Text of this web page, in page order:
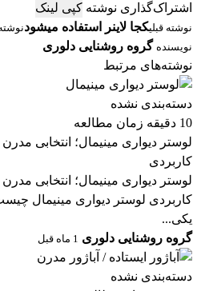
اشتراک‌گذاری نوشته کپی لینک
نوشته قبلیکجا لاینر استفاده میشود
نویسنده گروه روشنایی دلوری
نوشته‌های مرتبط
دسته‌بندی نشده
10 دقیقه زمان مطالعه
لوستر دیواری مینیمال؛ انتخابی
کاربردی
لوستر دیواری مینیمال؛ انتخابی
کاربردی لوستر دیواری مینیمال
یکی...
گروه روشنایی دلوری 1 ماه قبل
دسته‌بندی نشده